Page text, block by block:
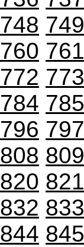
748 749
760 761
772 773
784 785
796 797
808 809
820 821
832 833
844 845